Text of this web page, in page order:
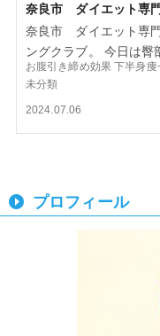
奈良市 ダイエット専
奈良市 ダイエット専
ングクラブ。 今日は臀
お腹引き締め効果 下半身痩
未分類
2024.07.06
プロフィール